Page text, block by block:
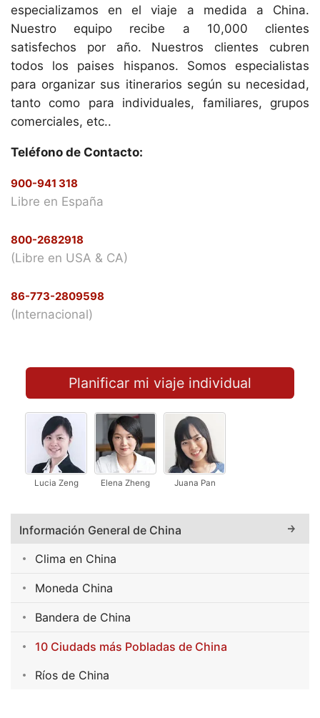
especializamos en el viaje a medida a China.
Nuestro equipo recibe a 10,000 clientes
satisfechos por año. Nuestros clientes cubren
todos los paises hispanos. Somos especialistas
para organizar sus itinerarios según su necesidad,
tanto como para individuales, familiares, grupos
comerciales, etc..
Teléfono de Contacto:
900-941 318
Libre en España
800-2682918
(Libre en USA & CA)
86-773-2809598
(Internacional)
Planificar mi viaje individual
Lucia Zeng Elena Zheng Juana Pan
Información General de China
Clima en China
Moneda China
Bandera de China
10 Ciudads más Pobladas de China
Ríos de China